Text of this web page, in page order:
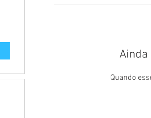
Ainda
Quando